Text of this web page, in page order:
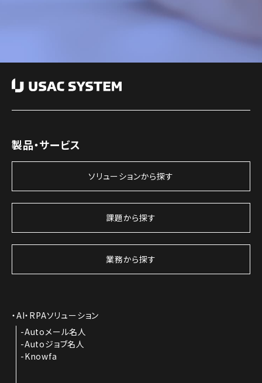
製品・サービス
ソリューションから探す
課題から探す
業務から探す
AI・RPAソリューション
Autoメール名人
Autoジョブ名人
Knowfa